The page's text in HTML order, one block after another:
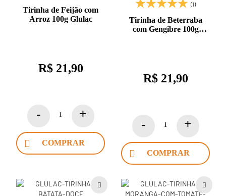
Tirinha de Feijão com
Arroz 100g Glulac
R$ 21,90
COMPRAR
(1)
Tirinha de Beterraba
com Gengibre 100g
R$ 21,90
COMPRAR